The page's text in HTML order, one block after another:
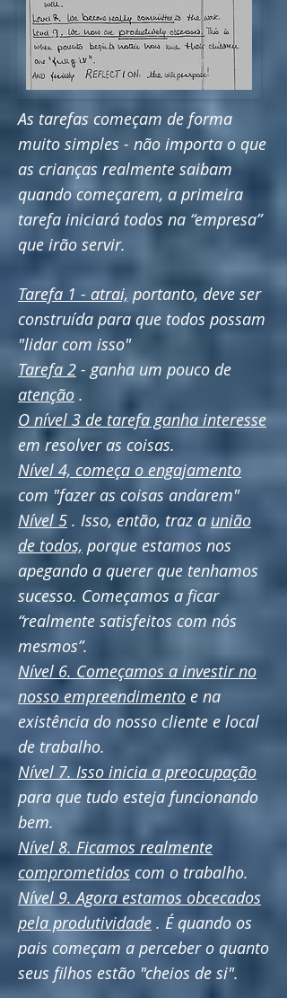
As tarefas começam de forma
muito simples - não importa o que
as crianças realmente saibam
quando começarem, a primeira
tarefa iniciará todos na “empresa”
que irão servir.
Tarefa 1 - atrai, portanto, deve ser
construída para que todos possam
"lidar com isso"
Tarefa 2 - ganha um pouco de
atenção .
O nível 3 de tarefa ganha interesse
em resolver as coisas.
Nível 4, começa o engajamento
com "fazer as coisas andarem"
Nível 5 . Isso, então, traz a união
de todos, porque estamos nos
apegando a querer que tenhamos
sucesso. Começamos a ficar
“realmente satisfeitos com nós
mesmos”.
Nível 6. Começamos a investir no
nosso empreendimento e na
existência do nosso cliente e local
de trabalho.
Nível 7. Isso inicia a preocupação
para que tudo esteja funcionando
bem.
Nível 8. Ficamos realmente
comprometidos com o trabalho.
Nível 9. Agora estamos obcecados
pela produtividade . É quando os
pais começam a perceber o quanto
seus filhos estão "cheios de si".